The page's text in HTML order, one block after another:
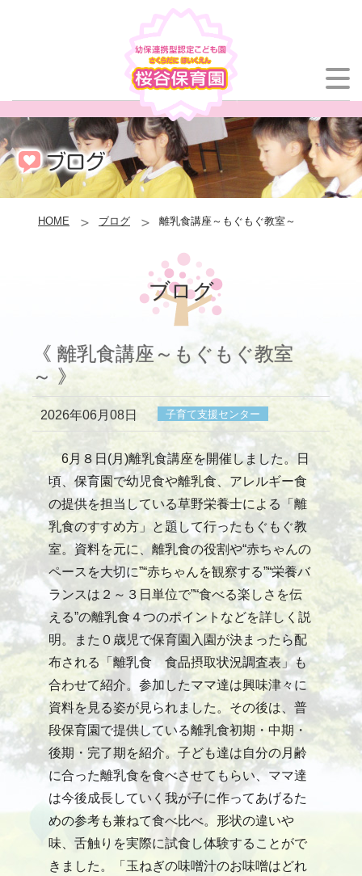
HOME ブログ 離乳食講座～もぐもぐ教室～
ブログ
《 離乳食講座～もぐもぐ教室
～ 》
2026年06月08日 子育て支援センター
6月８日(月)離乳食講座を開催しました。日
頃、保育園で幼児食や離乳食、アレルギー食
の提供を担当している草野栄養士による「離
乳食のすすめ方」と題して行ったもぐもぐ教
室。資料を元に、離乳食の役割や“赤ちゃんの
ペースを大切に”“赤ちゃんを観察する”“栄養バ
ランスは２～３日単位で”“食べる楽しさを伝
える”の離乳食４つのポイントなどを詳しく説
明。また０歳児で保育園入園が決まったら配
布される「離乳食 食品摂取状況調査表」も
合わせて紹介。参加したママ達は興味津々に
資料を見る姿が見られました。その後は、普
段保育園で提供している離乳食初期・中期・
後期・完了期を紹介。子ども達は自分の月齢
に合った離乳食を食べさせてもらい、ママ達
は今後成長していく我が子に作ってあげるた
めの参考も兼ねて食べ比べ。形状の違いや
味、舌触りを実際に試食し体験することがで
きました。「玉ねぎの味噌汁のお味噌はどれ